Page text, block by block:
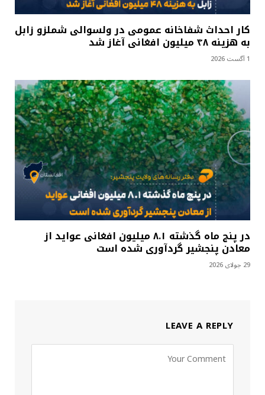
کار احداث شفاخانه عمومی در ولسوالی شملزو زابل
به هزینه ۴۸ میلیون افغانی آغاز شد
1 آگست 2026
در پنج ماه گذشته ۸.۱ میلیون افغانی عواید از
معادن پنجشیر گردآوری شده است
29 جولای 2026
LEAVE A REPLY